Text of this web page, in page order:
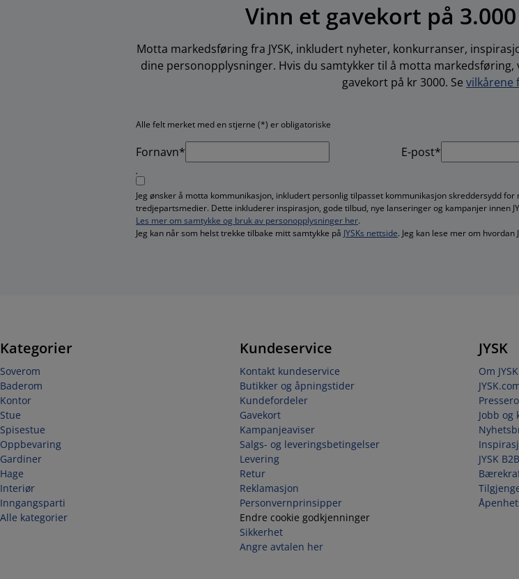
Vinn et gavekort på
Motta markedsføring fra JYSK, inkludert nyheter, konkurranser,
dine personopplysninger. Hvis du samtykker til å motta markedsføring,
gavekort på kr 3000. Se vilkårene
Alle felt merket med en stjerne (*) er obligatoriske
Fornavn* E-post*
Jeg ønsker å motta kommunikasjon, inkludert personlig tilpasset kommunikasjon skreddersydd
tredjepartsmedier. Dette inkluderer inspirasjon, gode tilbud, nye lanseringer og kampanjer innen
Les mer om samtykke og bruk av personopplysninger her.
Jeg kan når som helst trekke tilbake mitt samtykke på JYSKs nettside. Jeg kan lese mer om
Kategorier
Soverom
Baderom
Kontor
Stue
Spisestue
Oppbevaring
Gardiner
Hage
Interiør
Inngangsparti
Alle kategorier
Kundeservice
Kontakt kundeservice
Butikker og åpningstider
Kundefordeler
Gavekort
Kampanjeaviser
Salgs- og leveringsbetingelser
Levering
Retur
Reklamasjon
Personvernprinsipper
Endre cookie godkjenninger
Sikkerhet
Angre avtalen her
JYSK
Om JYSK
Jobb og
JYSK B2B